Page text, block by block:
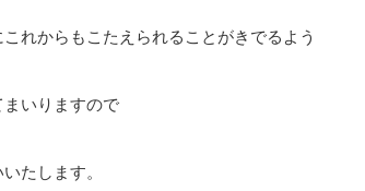
れからもこたえられることがきでるよう
いりますので
たします。